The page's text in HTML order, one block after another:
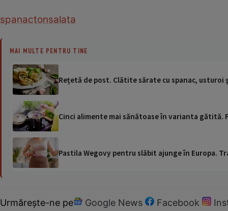
spanactonsalata
MAI MULTE PENTRU TINE
Reţetă de post. Clătite sărate cu spanac, usturoi
Cinci alimente mai sănătoase în varianta gătită.
Pastila Wegovy pentru slăbit ajunge în Europa.
Urmărește-ne pe Google News Facebook